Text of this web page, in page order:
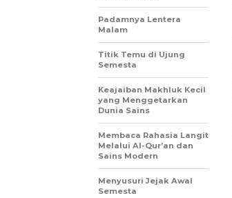
Padamnya Lentera
Malam
Titik Temu di Ujung
Semesta
Keajaiban Makhluk Kecil
yang Menggetarkan
Dunia Sains
Membaca Rahasia Langit
Melalui Al-Qur’an dan
Sains Modern
Menyusuri Jejak Awal
Semesta